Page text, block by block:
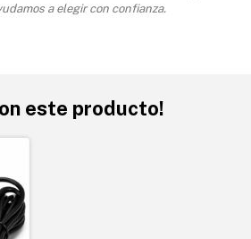
a elegir con confianza.
este producto!